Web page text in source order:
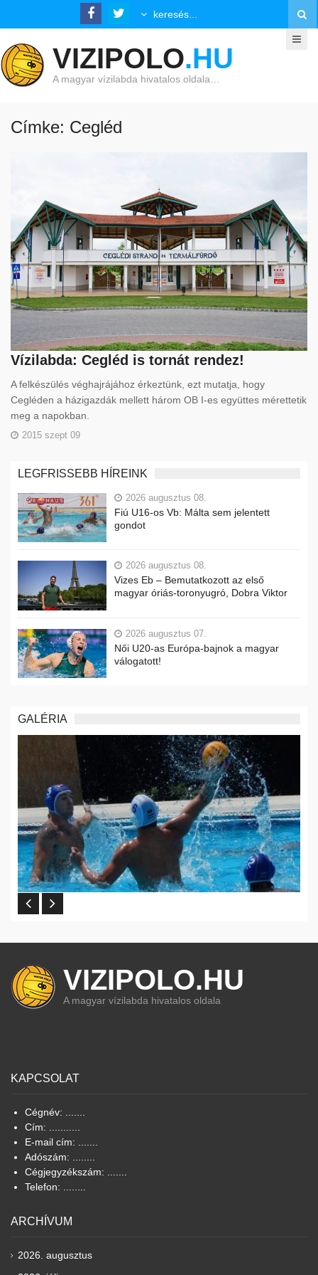
VIZIPOLO.HU
A magyar vízilabda hivatalos oldala…
Címke: Cegléd
Vízilabda: Cegléd is tornát rendez!
A felkészülés véghajrájához érkeztünk, ezt mutatja, hogy
Cegléden a házigazdák mellett három OB I-es együttes mérettetik
meg a napokban.
2015 szept 09
LEGFRISSEBB HÍREINK
2026 augusztus 08.
Fiú U16-os Vb: Málta sem jelentett
gondot
2026 augusztus 08.
Vizes Eb – Bemutatkozott az első
magyar óriás-toronyugró, Dobra Viktor
2026 augusztus 07.
Női U20-as Európa-bajnok a magyar
válogatott!
GALÉRIA
VIZIPOLO.HU
A magyar vízilabda hivatalos oldala
KAPCSOLAT
Cégnév: .......
Cím: ...........
E-mail cím: .......
Adószám: ........
Cégjegyzékszám: .......
Telefon: ........
ARCHÍVUM
2026. augusztus